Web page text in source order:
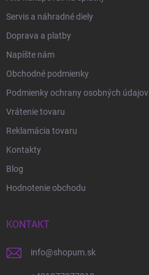
Servis a náhradné diely
Doprava a platby
Napíšte nám
Obchodné podmienky
Podmienky ochrany osobných údajov
Vrátenie tovaru
Reklamácia tovaru
Kontakty
Blog
Hodnotenie obchodu
KONTAKT
info@shopum.sk